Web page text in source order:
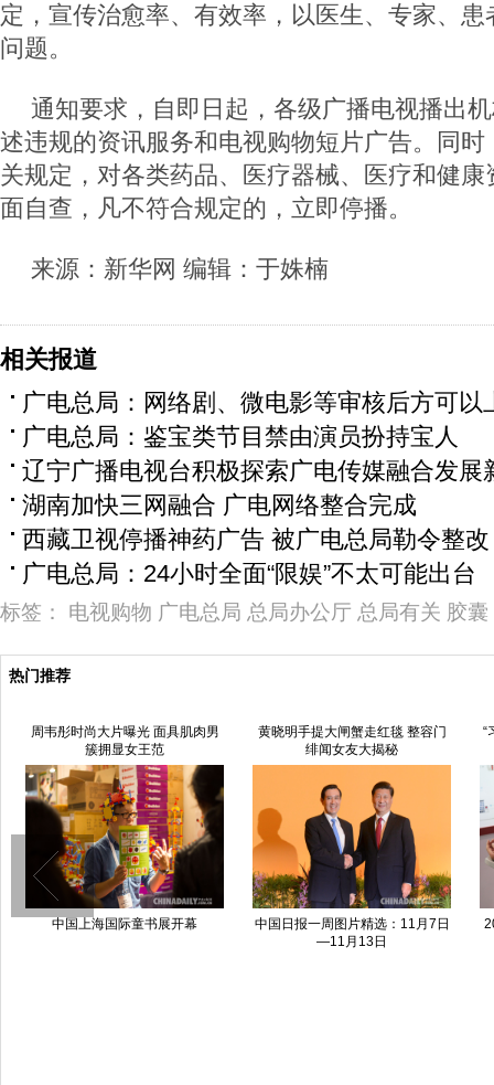
定，宣传治愈率、有效率，以医生、专家、
问题。
通知要求，自即日起，各级广播电视播出
述违规的资讯服务和电视购物短片广告。同
关规定，对各类药品、医疗器械、医疗和健
面自查，凡不符合规定的，立即停播。
来源：新华网 编辑：于姝楠
相关报道
广电总局：网络剧、微电影等审核后方可以
广电总局：鉴宝类节目禁由演员扮持宝人
辽宁广播电视台积极探索广电传媒融合发展
湖南加快三网融合 广电网络整合完成
西藏卫视停播神药广告 被广电总局勒令整改
广电总局：24小时全面“限娱”不太可能出台
标签： 电视购物 广电总局 总局办公厅 总局有关 胶囊
热门推荐
周韦彤时尚大片曝光 面具肌肉男
簇拥显女王范
黄晓明手提大闸蟹走红毯 整容门
绯闻女友大揭秘
“
中国上海国际童书展开幕
中国日报一周图片精选：11月7日
—11月13日